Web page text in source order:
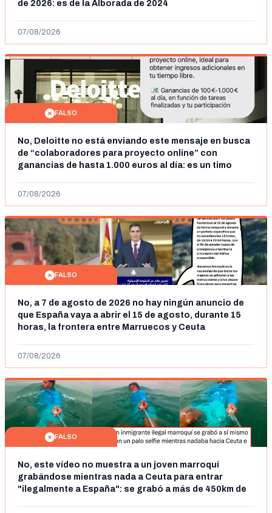
de 2026: es de la Alborada de 2024
07/08/2026
FALSO
No, Deloitte no está enviando este mensaje en busca
de “colaboradores para proyecto online” con
ganancias de hasta 1.000 euros al día: es un timo
07/08/2026
FALSO
No, a 7 de agosto de 2026 no hay ningún anuncio de
que España vaya a abrir el 15 de agosto, durante 15
horas, la frontera entre Marruecos y Ceuta
07/08/2026
FALSO
No, este vídeo no muestra a un joven marroquí
grabándose mientras nada a Ceuta para entrar
"ilegalmente a España": se grabó a más de 450km de